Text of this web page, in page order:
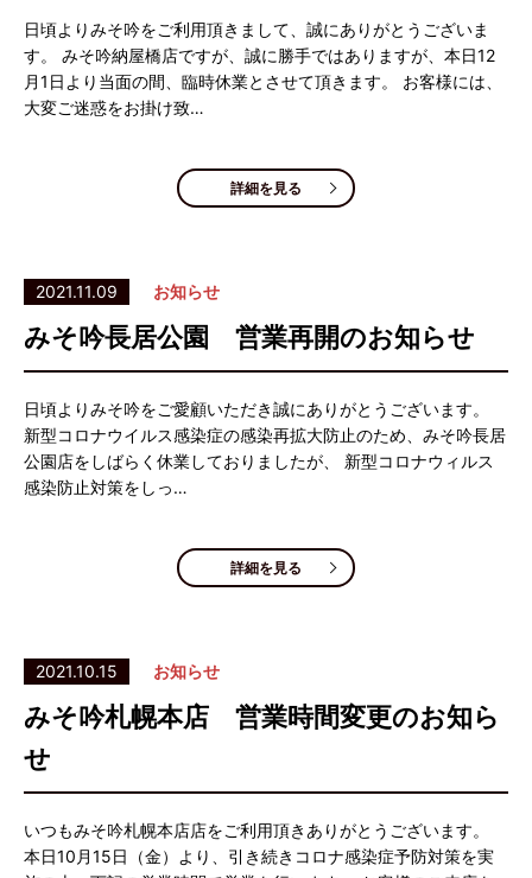
日頃よりみそ吟をご利用頂きまして、誠にありがとうございま
す。 みそ吟納屋橋店ですが、誠に勝手ではありますが、本日12
月1日より当面の間、臨時休業とさせて頂きます。 お客様には、
大変ご迷惑をお掛け致…
詳細を見る
2021.11.09 お知らせ
みそ吟長居公園 営業再開のお知らせ
日頃よりみそ吟をご愛顧いただき誠にありがとうございます。
新型コロナウイルス感染症の感染再拡大防止のため、みそ吟長居
公園店をしばらく休業しておりましたが、 新型コロナウィルス
感染防止対策をしっ…
詳細を見る
2021.10.15 お知らせ
みそ吟札幌本店 営業時間変更のお知ら
せ
いつもみそ吟札幌本店店をご利用頂きありがとうございます。
本日10月15日（金）より、引き続きコロナ感染症予防対策を実